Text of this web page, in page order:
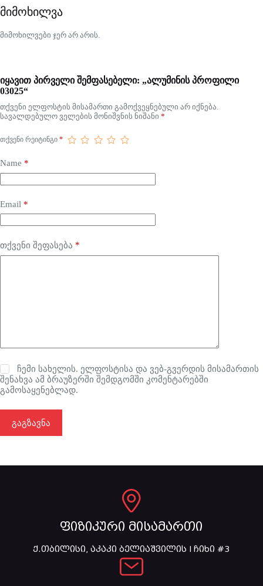
მიმოხილვა
მიმოხილვები ჯერ არ არის.
იყავით პირველი შემფასებელი: „ალუმინის პროფილი
03025“
თქვენი ელფოსტის მისამართი გამოქვეყნებული არ იქნება.
სავალდებულო ველების მონიშვნის ნიშანი *
ᲗᲥᲕᲔᲜᲘ ᲠᲔᲘᲢᲘᲜᲒᲘ *
Name *
Email *
თქვენი შეფასება *
ჩემი სახელის. ელფოსტისა და ვებ-გვერდის მისამართის
შენახვა ამ ბრაუზერში შემდგომში კომენტარებში
გამოსაყენებლად.
გაგზავნა
ფიზიკური მისამართი
ქ.თბილისი, აკაკი ბელიაშვილის I ჩიხი #3